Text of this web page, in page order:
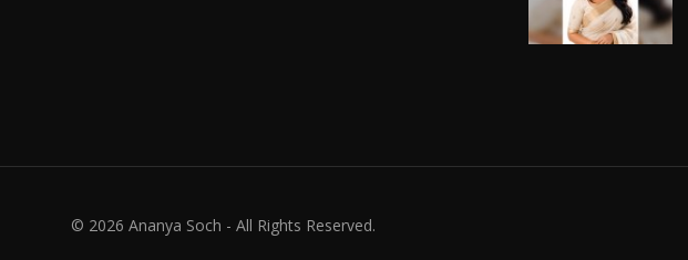
© 2026 Ananya Soch - All Rights Reserved.